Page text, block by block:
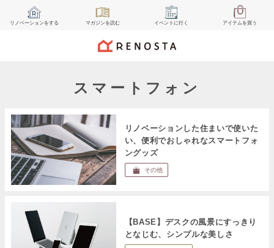
リノベーションをする マガジンを読む イベント に行く アイテムを買う
スマートフォン
リノベーションした住まいで使いた
い、便利でおしゃれなスマートフォ
ングッズ
その他
【BASE】デスクの風景にすっきり
となじむ、シンプルな美しさ